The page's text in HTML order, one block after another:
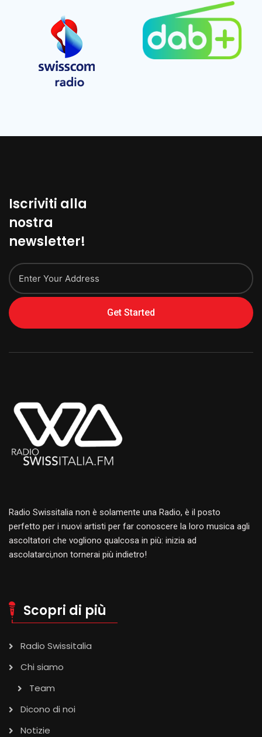
Iscriviti alla
nostra
newsletter!
Get Started
Radio Swissitalia non è solamente una Radio, è il posto
perfetto per i nuovi artisti per far conoscere la loro musica agli
ascoltatori che vogliono qualcosa in più: inizia ad
ascolatarci,non tornerai più indietro!
Scopri di più
Radio Swissitalia
Chi siamo
Team
Dicono di noi
Notizie